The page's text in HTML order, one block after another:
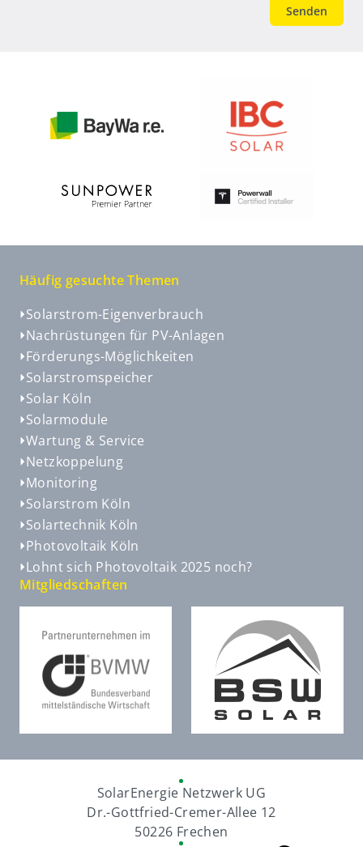
Häufig gesuchte Themen
Solarstrom-Eigenverbrauch
Nachrüstungen für PV-Anlagen
Förderungs-Möglichkeiten
Solarstromspeicher
Solar Köln
Solarmodule
Wartung & Service
Netzkoppelung
Monitoring
Solarstrom Köln
Solartechnik Köln
Photovoltaik Köln
Lohnt sich Photovoltaik 2025 noch?
Mitgliedschaften
SolarEnergie Netzwerk UG
Dr.-Gottfried-Cremer-Allee 12
50226 Frechen